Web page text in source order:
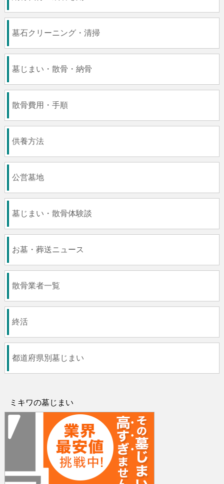
墓石クリーニング・清掃
墓じまい・散骨・納骨
散骨費用・手順
供養方法
公営墓地
墓じまい・散骨体験談
お墓・葬送ニュース
散骨業者一覧
終活
都道府県別墓じまい
ミキワの墓じまい